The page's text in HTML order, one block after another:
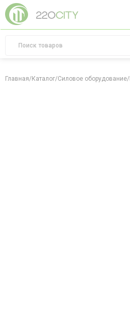
Главная/Каталог/Силовое оборудование/